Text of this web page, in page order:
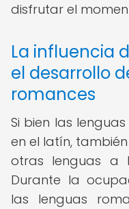
disfrutar el
La influencia
el desarrollo
romances
Si bien las
en el latín,
otras lenguas a
Durante la
las lenguas